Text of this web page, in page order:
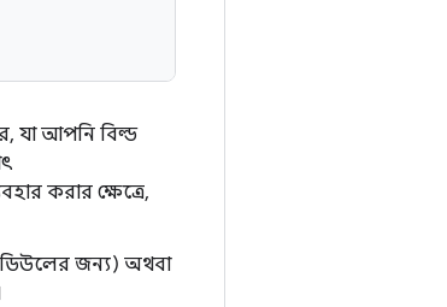
যা আপনি বিল্ড
করার ক্ষেত্রে,
জন্য) অথবা